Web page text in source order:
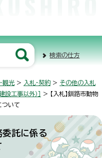
検索の仕方
観光 > 入札・契約 > その他の入札
設工事以外）］
> 【入札】釧路市動物
ついて
委託に係る